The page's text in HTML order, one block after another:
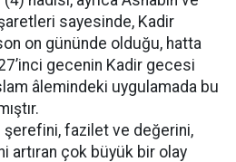
sayesinde, Kadir
on gününde olduğu, hatta
gecenin Kadir gecesi
âlemindeki uygulamada bu
şerefini, fazilet ve değerini,
artıran çok büyük bir olay